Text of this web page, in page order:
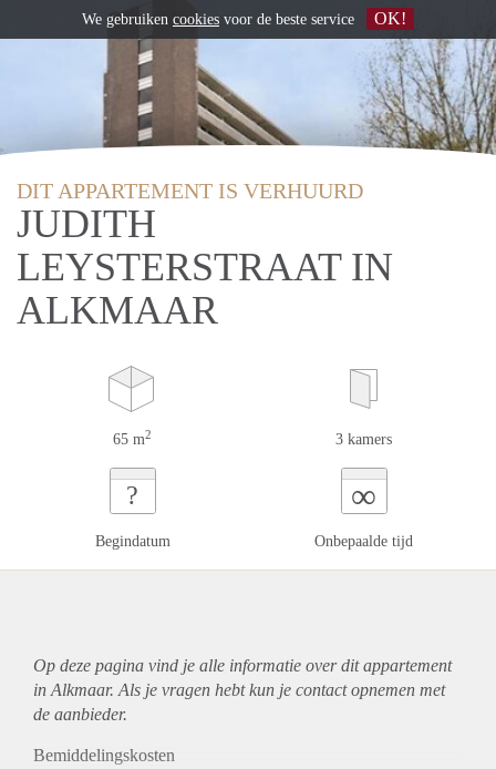
DIT APPARTEMENT IS VERHUURD
JUDITH
LEYSTERSTRAAT IN
ALKMAAR
65 m2 3 kamers
?
Begindatum
∞
Onbepaalde tijd
Op deze pagina vind je alle informatie over ditappartement
in Alkmaar. Als je vragen hebt kun je contact opnemen met
de aanbieder.
Bemiddelingskosten
We gebruiken cookies voor de beste service OK!